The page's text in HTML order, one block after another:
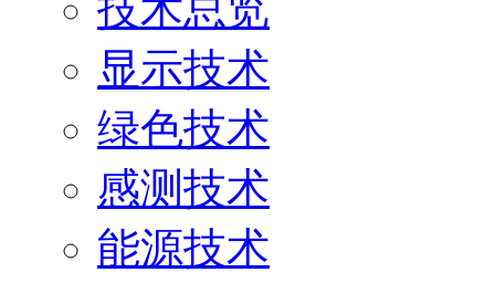
技术总览
显示技术
绿色技术
感测技术
能源技术